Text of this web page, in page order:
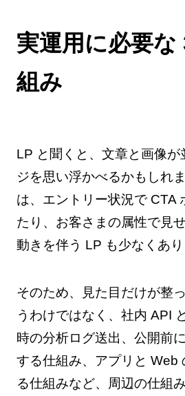
実運用に必要な
組み
LP と聞くと、文章と画像が
ジを思い浮かべるかもしれ
は、エントリー状況で CTA
たり、お客さまの属性で見
動きを伴う LP も少なくあり
そのため、見た目だけが整
うわけではなく、社内 API
時の分析ログ送出、公開前
する仕組み、アプリと Web
る仕組みなど、周辺の仕組